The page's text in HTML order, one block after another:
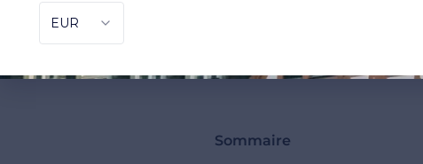
Sommaire